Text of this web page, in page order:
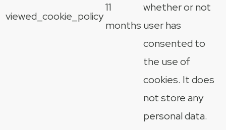
viewed_cookie_policy
11
months
whether or not
user has
consented to
the use of
cookies. It does
not store any
personal data.